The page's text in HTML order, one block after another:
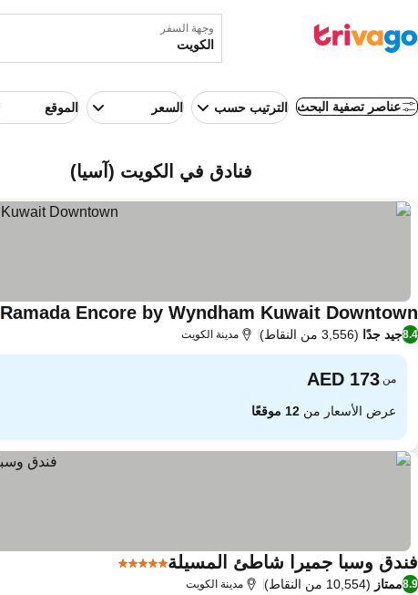
وجهة السفر
عناصر تصفية البحث الترتيب حسب السعر الموقع
فنادق في الكويت (آسيا)
Ramada Encore by Wyndham Kuwait Downtown
8.4جيد جدًا (3,556 من النقاط) مدينة الكويت
من
عرض الأسعار من 12 موقعًا
فندق وسبا جميرا شاطئ المسيلة5 عدد النجوم
8.9ممتاز (10,554 من النقاط) مدينة الكويت